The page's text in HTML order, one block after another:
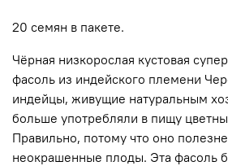
20 семян в пакете.
Чёрная низкорослая кустовая
фасоль из индейского племени
индейцы, живущие натуральным
больше употребляли в пищу
Правильно, потому что оно
неокрашенные плоды. Эта фасоль